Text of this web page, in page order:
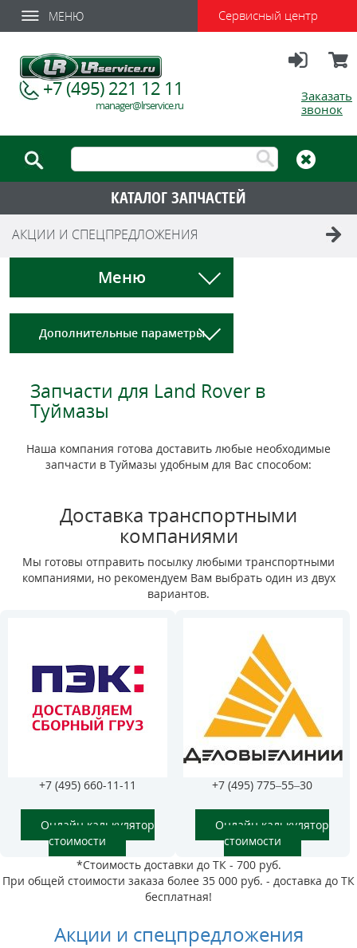
МЕНЮ Сервисный центр
Заказать
звонок
+7 (495) 221 12 11
manager@lrservice.ru
КАТАЛОГ ЗАПЧАСТЕЙ
АКЦИИ И СПЕЦПРЕДЛОЖЕНИЯ
Меню
Дополнительные параметры
Запчасти для Land Rover в
Туймазы
Наша компания готова доставить любые необходимые
запчасти в Туймазы удобным для Вас способом:
Доставка транспортными
компаниями
Мы готовы отправить посылку любыми транспортными
компаниями, но рекомендуем Вам выбрать один из двух
вариантов.
+7 (495) 660-11-11
Онлайн калькулятор
стоимости
+7 (495) 775–55–30
Онлайн калькулятор
стоимости
*Стоимость доставки до ТК - 700 руб.
При общей стоимости заказа более 35 000 руб. - доставка до ТК
бесплатная!
Акции и спецпредложения